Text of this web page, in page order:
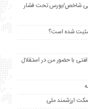
شاخص/بورس تحت فشار
مثبت شده است؟
با حضور من در استقلال
ارزشمند ملی